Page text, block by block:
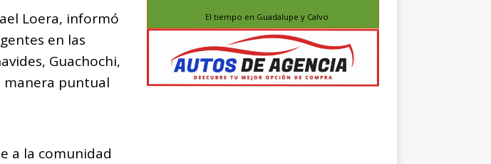
Loera, informó
en las
Guachochi,
manera puntual
a la comunidad
El tiempo en Guadalupe y Calvo